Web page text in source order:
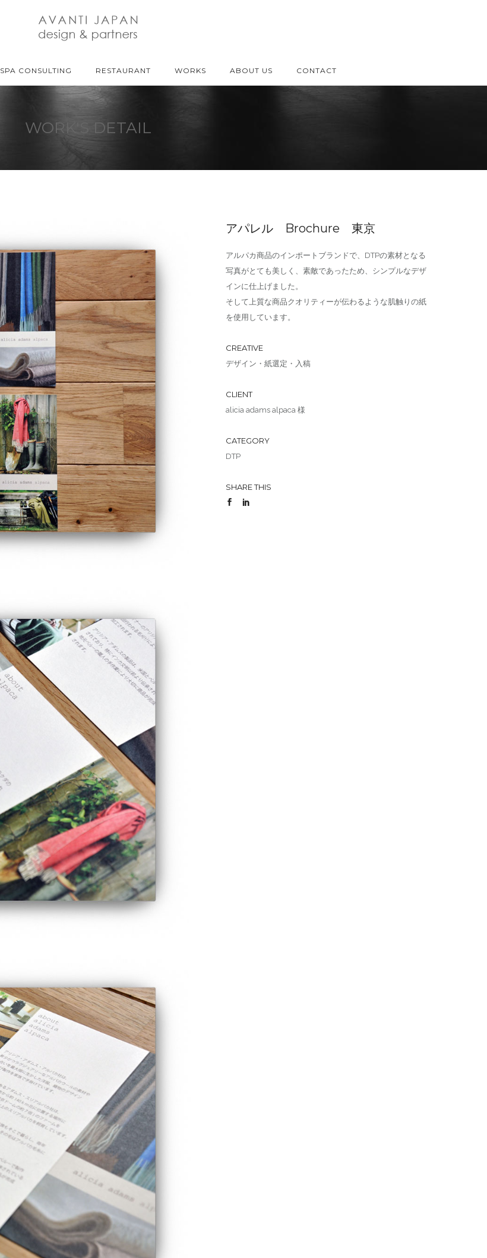
SPA CONSULTING RESTAURANT WORKS ABOUT US CONTACT
WORK'S DETAIL
アパレル Brochure 東京
アルパカ商品のインポートブランドで、DTPの素材となる
写真がとても美しく、素敵であったため、シンプルなデザ
インに仕上げました。
そして上質な商品クオリティーが伝わるような肌触りの紙
を使用しています。
CREATIVE
デザイン・紙選定・入稿
CLIENT
alicia adams alpaca 様
CATEGORY
DTP
SHARE THIS